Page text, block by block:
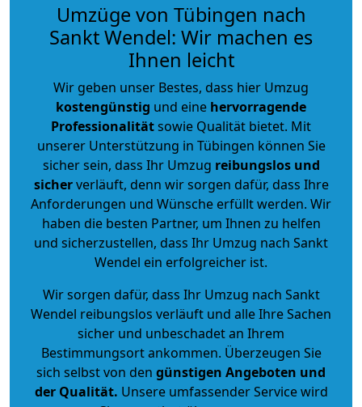
Umzüge von Tübingen nach
Sankt Wendel: Wir machen es
Ihnen leicht
Wir geben unser Bestes, dass hier Umzug
kostengünstig und eine hervorragende
Professionalitätsowie Qualität bietet. Mit
unserer Unterstützung in Tübingen können Sie
sicher sein, dass Ihr Umzug reibungslos und
sicherverläuft, denn wir sorgen dafür, dass Ihre
Anforderungen und Wünsche erfüllt werden. Wir
haben die besten Partner, um Ihnen zu helfen
und sicherzustellen, dass Ihr Umzug nach Sankt
Wendel ein erfolgreicher ist.
Wir sorgen dafür, dass Ihr Umzug nach Sankt
Wendel reibungslos verläuft und alle Ihre Sachen
sicher und unbeschadet an Ihrem
Bestimmungsort ankommen. Überzeugen Sie
sich selbst von den günstigen Angeboten und
der Qualität. Unsere umfassender Service wird